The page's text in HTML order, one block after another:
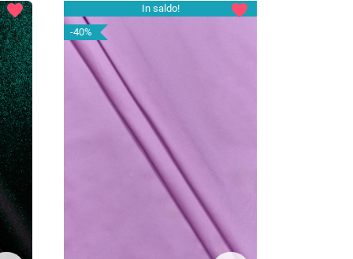
favorite
In saldo!
-40%
favorite